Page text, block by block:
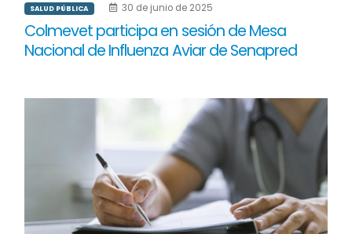
SALUD PÚBLICA 30 de junio de 2025
Colmevet participa en sesión de Mesa
Nacional de Influenza Aviar de Senapred